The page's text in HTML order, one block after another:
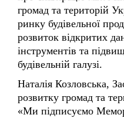
розвиток відкритих
інструментів та
будівельній галузі.
Наталія Козловська,
розвитку громад та
«Ми підписуємо
модель взаємодії
продукції. Йдеться